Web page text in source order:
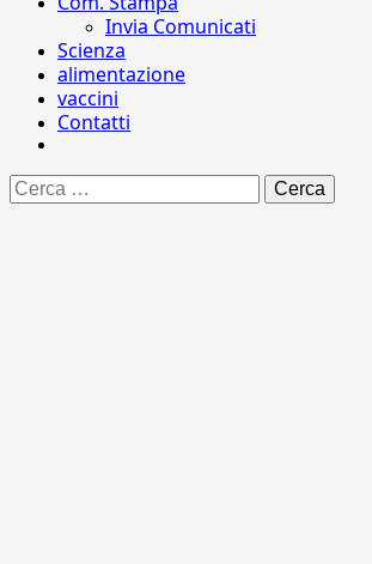
Invia Comunicati
Scienza
alimentazione
vaccini
Contatti
Ricerca
per: